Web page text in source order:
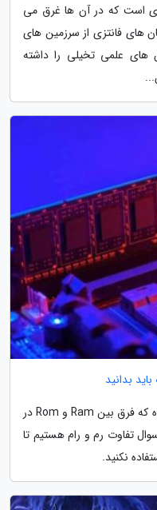
است که در آن ها غرق می
های فانتزی از سرزمین های
های علمی تخیلی را داشته
احتمالا این سوال زیاد برای شما پیش آمده که فرق بین Ram و Rom در
تفاوت رم و رام هستیم تا
نکنید.